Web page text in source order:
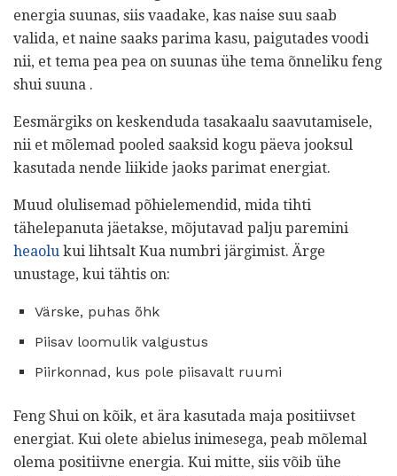
energia suunas, siis vaadake, kas naise suu saab
valida, et naine saaks parima kasu, paigutades voodi
nii, et tema pea pea on suunas ühe tema õnneliku feng
shui suuna .
Eesmärgiks on keskenduda tasakaalu saavutamisele,
nii et mõlemad pooled saaksid kogu päeva jooksul
kasutada nende liikide jaoks parimat energiat.
Muud olulisemad põhielemendid, mida tihti
tähelepanuta jäetakse, mõjutavad palju paremini
heaolu kui lihtsalt Kua numbri järgimist. Ärge
unustage, kui tähtis on:
Värske, puhas õhk
Piisav loomulik valgustus
Piirkonnad, kus pole piisavalt ruumi
Feng Shui on kõik, et ära kasutada maja positiivset
energiat. Kui olete abielus inimesega, peab mõlemal
olema positiivne energia. Kui mitte, siis võib ühe